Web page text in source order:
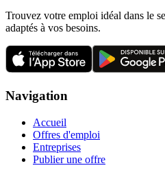
Trouvez votre emploi idéal dans le
adaptés à vos besoins.
Navigation
Accueil
Offres d'emploi
Entreprises
Publier une offre